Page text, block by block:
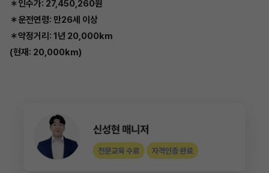
＊인수가: 27,450,260원
＊운전연령: 만26세 이상
＊약정거리: 1년 20,000km
(현재: 20,000km)